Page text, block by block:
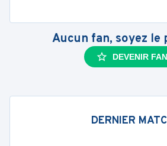
Aucun fan, soyez le
DEVENIR FAN
DERNIER